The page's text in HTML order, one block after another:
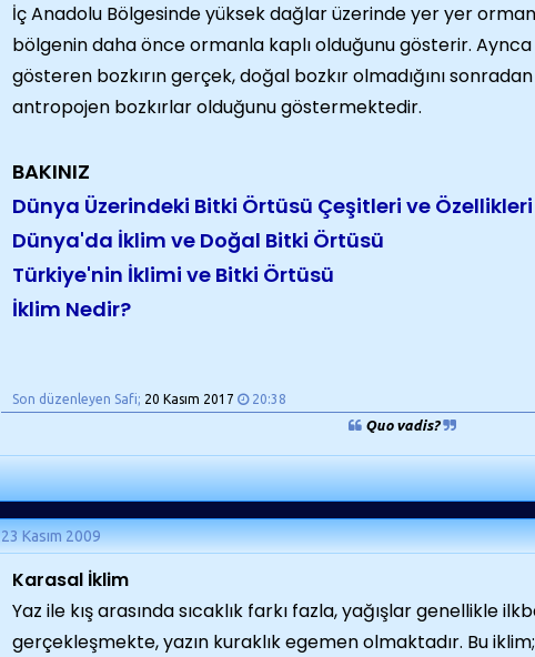
İç Anadolu Bölgesinde yüksek dağlar üzerinde yer yer
bölgenin daha önce ormanla kaplı olduğunu gösterir.
gösteren bozkırın gerçek, doğal bozkır olmadığını
antropojen bozkırlar olduğunu göstermektedir.
BAKINIZ
Dünya Üzerindeki Bitki Örtüsü Çeşitleri ve Özellikleri
Dünya'da İklim ve Doğal Bitki Örtüsü
Türkiye'nin İklimi ve Bitki Örtüsü
İklim Nedir?
Son düzenleyen Safi; 20 Kasım 2017 20:38
Quo vadis?
23 Kasım 2009
Karasal İklim
Yaz ile kış arasında sıcaklık farkı fazla, yağışlar genellikle
gerçekleşmekte, yazın kuraklık egemen olmaktadır. Bu